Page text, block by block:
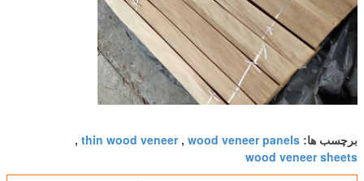
برچسب ها: wood veneer panels
,
thin wood veneer
,
wood veneer sheets